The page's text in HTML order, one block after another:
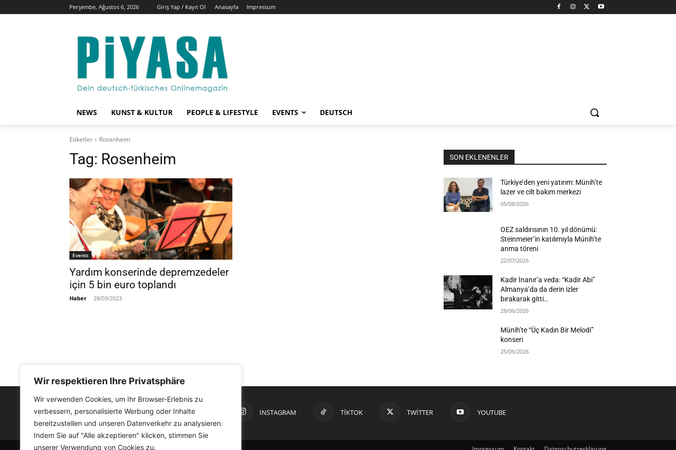
Wir respektieren Ihre Privatsphäre
Wir verwenden Cookies, um Ihr Browser-Erlebnis zu
verbessern, personalisierte Werbung oder Inhalte
bereitzustellen und unseren Datenverkehr zu analysieren.
Indem Sie auf "Alle akzeptieren" klicken, stimmen Sie
unserer Verwendung von Cookies zu.
Perşembe, Ağustos 6, 2026 Giriş Yap / Kayıt Ol Anasayfa Impressum
NEWS KUNST & KULTUR PEOPLE & LIFESTYLE EVENTS DEUTSCH
Etiketler Rosenheim
Tag: Rosenheim
Events
Yardım konserinde depremzedeler
için 5 bin euro toplandı
Haber - 28/03/2023
SON EKLENENLER
Türkiye’den yeni yatırım: Münih’te
lazer ve cilt bakım merkezi
05/08/2026
OEZ saldırısının 10. yıl dönümü:
Steinmeier’in katılımıyla Münih’te
anma töreni
22/07/2026
Kadir İnanır’a veda: “Kadir Abi”
Almanya’da da derin izler
bırakarak gitti…
28/06/2026
Münih’te “Üç Kadın Bir Melodi”
konseri
25/06/2026
FACEBOOK INSTAGRAM TIKTOK TWITTER YOUTUBE